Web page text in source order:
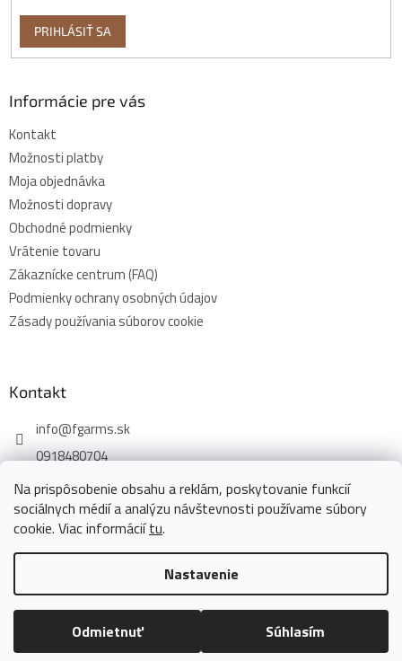
Na prispôsobenie obsahu a reklám, poskytovanie funkcií
sociálnych médií a analýzu návštevnosti používame súbory
cookie. Viac informáciítu.
Nastavenie
Odmietnuť Súhlasím
PRIHLÁSIŤ SA
Informácie pre vás
Kontakt
Možnosti platby
Moja objednávka
Možnosti dopravy
Obchodné podmienky
Vrátenie tovaru
Zákaznícke centrum (FAQ)
Podmienky ochrany osobných údajov
Zásady používania súborov cookie
Kontakt
info@fgarms.sk
0918480704
Vytvoril Shoptet
Copyright 2026www.fgarms.eu. Všetky práva vyhradené.
Upraviť nastavenie cookies